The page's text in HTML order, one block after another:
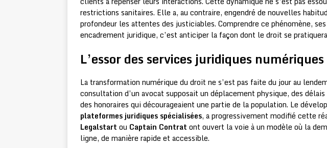
restrictions sanitaires. Elle a, au contraire, engendré de nouvelles
profondeur les attentes des justiciables. Comprendre ce phénomène,
encadrement juridique, c’est anticiper la façon dont le droit se
L’essor des services juridiques numériques
La transformation numérique du droit ne s’est pas faite du jour au
consultation d’un avocat supposait un déplacement physique, des
des honoraires qui décourageaient une partie de la population. Le
plateformes juridiques spécialisées, a progressivement modifié cette
Legalstart ou Captain Contrat ont ouvert la voie à un modèle où la
ligne, de manière rapide et accessible.